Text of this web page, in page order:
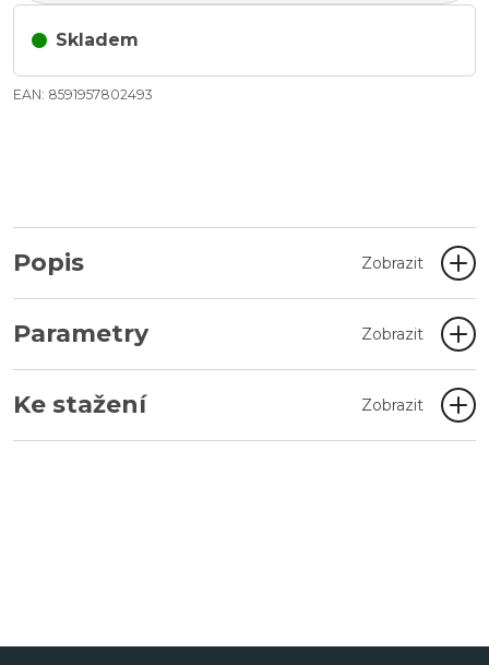
Skladem
EAN: 8591957802493
Popis Zobrazit
Parametry Zobrazit
Ke stažení Zobrazit